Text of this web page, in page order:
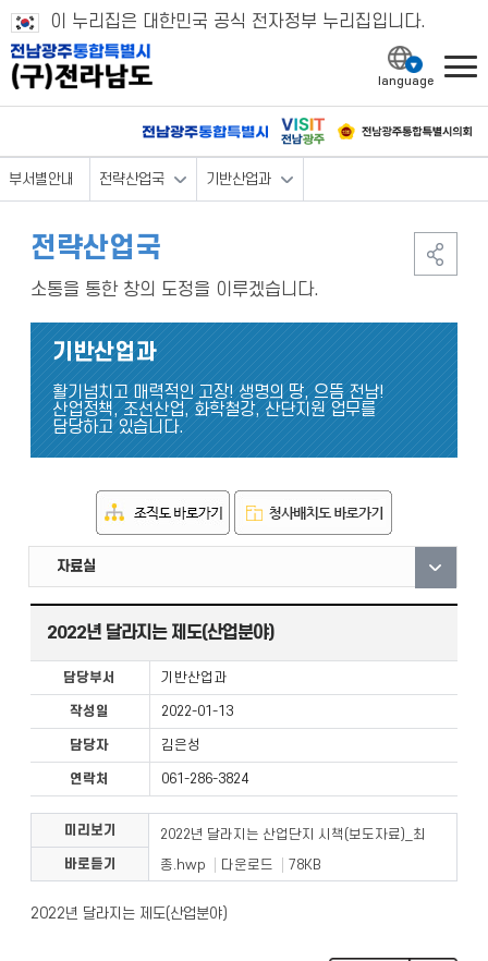
이 누리집은 대한민국 공식 전자정부 누리집입니다.
부서별안내 전략산업국 기반산업과
전략산업국
소통을 통한 창의 도정을 이루겠습니다.
기반산업과
활기넘치고 매력적인 고장! 생명의 땅, 으뜸 전남!
산업정책, 조선산업, 화학철강, 산단지원 업무를
담당하고 있습니다.
직원안내
부서안내
자료실
2022년 달라지는 제도(산업분야)
담당부서 기반산업과
작성일 2022-01-13
담당자 김은성
연락처 061-286-3824
2022년 달라지는 산업단지 시책(보도자료)_최
종.hwp
다운로드 78KB
미리보기
바로듣기
2022년 달라지는 제도(산업분야)